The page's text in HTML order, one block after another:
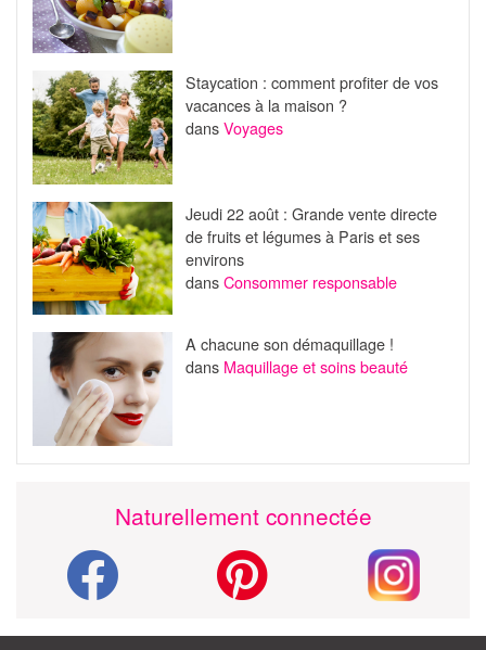
Staycation : comment profiter de vos
vacances à la maison ?
dansVoyages
Jeudi 22 août : Grande vente directe
de fruits et légumes à Paris et ses
environs
dansConsommer responsable
A chacune son démaquillage !
dans Maquillage et soins beauté
Naturellement connectée